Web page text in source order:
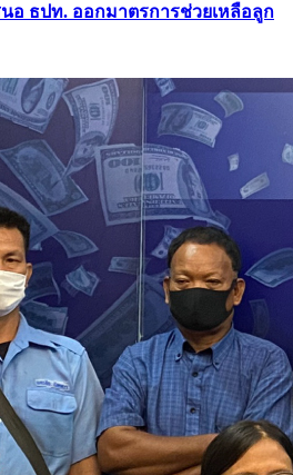
นอ ธปท. ออกมาตรการช่วยเหลือลูก